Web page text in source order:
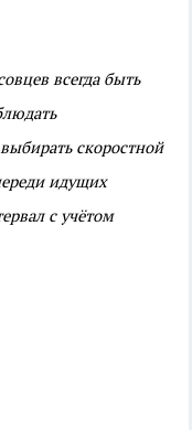
всегда быть
скоростной
идущих
с учётом